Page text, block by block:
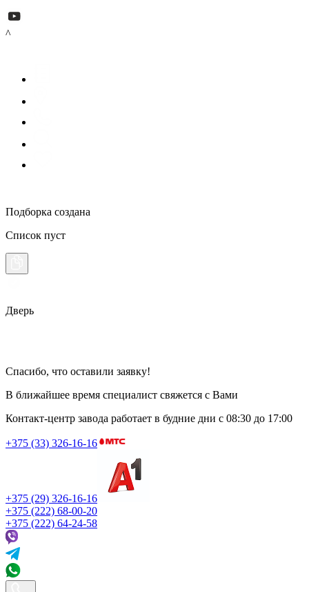
^
Подборка создана
Список пуст
Дверь
Спасибо, что оставили заявку!
В ближайшее время специалист свяжется с Вами
Контакт-центр завода работает в будние дни с 08:30 до 17:00
+375 (33) 326-16-16
+375 (29) 326-16-16
+375 (222) 68-00-20
+375 (222) 64-24-58